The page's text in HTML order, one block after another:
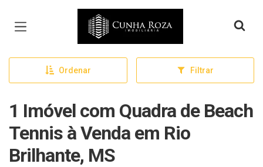
Página inicial
Ordenar Filtrar
1 Imóvel com Quadra de Beach
Tennis à Venda em Rio
Brilhante, MS